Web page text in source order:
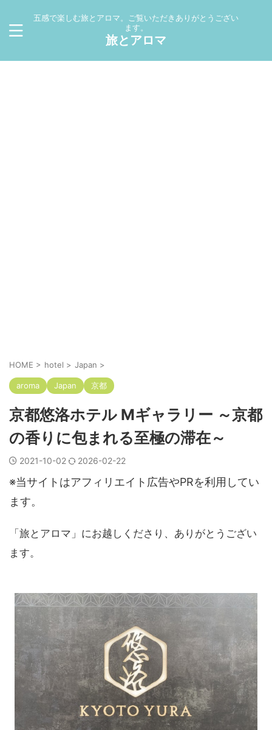
五感で楽しむ旅とアロマ。ご覧いただきありがとうござい
ます。
旅とアロマ
HOME > hotel > Japan >
aroma Japan 京都
京都悠洛ホテル Mギャラリー ～京都
の香りに包まれる至極の滞在～
2021-10-02 2026-02-22
※当サイトはアフィリエイト広告やPRを利用してい
ます。
「旅とアロマ」にお越しくださり、ありがとうござい
ます。